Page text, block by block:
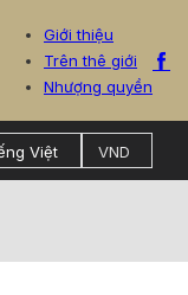
Giới thiệu
Trên thê giới
Nhượng quyền